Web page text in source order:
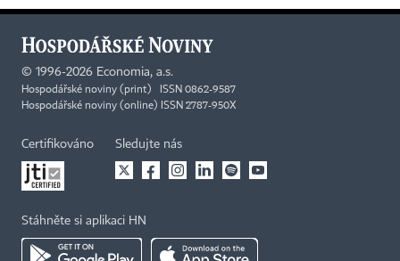
© 1996-2026 Economia, a.s.
Hospodářské noviny (print) ISSN 0862-9587
Hospodářské noviny (online) ISSN 2787-950X
Certifikováno Sledujte nás
Stáhněte si aplikaci HN